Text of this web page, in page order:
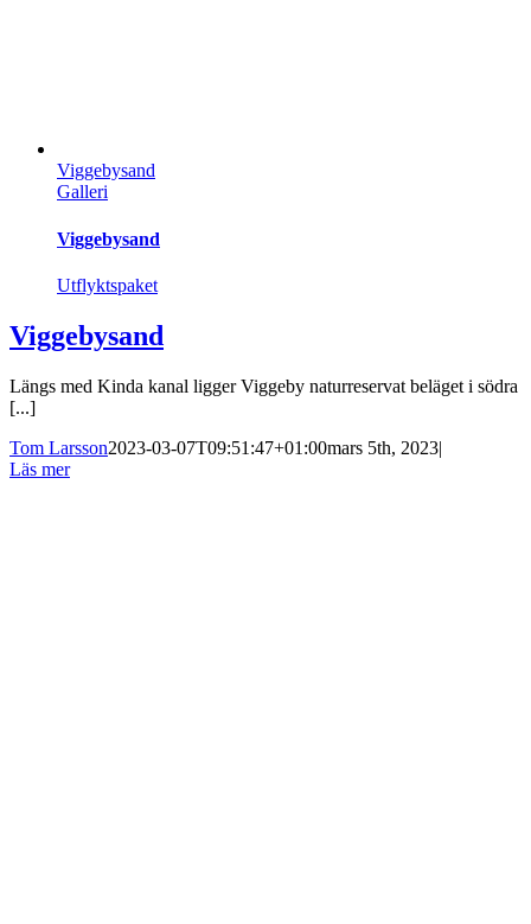
Viggebysand
Galleri
Viggebysand
Utflyktspaket
Viggebysand
Längs med Kinda kanal ligger Viggeby naturreservat beläget i södra
[...]
Tom Larsson2023-03-07T09:51:47+01:00mars 5th, 2023|
Läs mer